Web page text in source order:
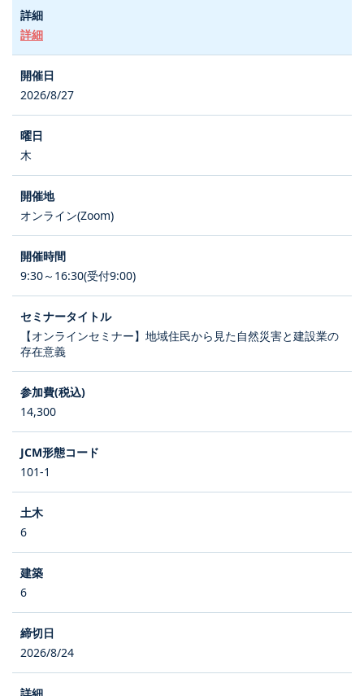
詳細
2026/8/27
木
オンライン(Zoom)
9:30～16:30(受付9:00)
【オンラインセミナー】地域住民から見た自然災害と建設業の
存在意義
14,300
101-1
6
6
2026/8/24